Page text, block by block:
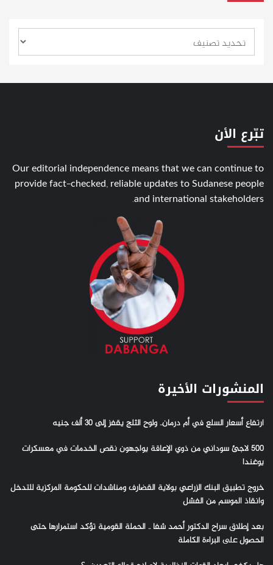
تبّرع الأن
Our editorial independence means that we can continue to
provide fact-checked, reliable updates to Sudanese people
and international stakeholders.
المنشورات الأخيرة
ارتفاع أسعار السلع في أم درمان.. ولوح الثلج يقفز إلى 30 ألف جنيه
500 لاجئ سوداني من ذوي الإعاقة يواجهون نقص الخدمات في معسكرات
يوغندا
خروج تطبيق البنك الزراعي بولاية القضارف ومناشدات للحكومة المركزية للتدخل
وانقاذ الموسم من الفشل
بعد إطلاق سراح الدكتور أحمد شفا .. الحملة القومية تؤكد استمرارها حتى
الحصول على البراءة الكاملة